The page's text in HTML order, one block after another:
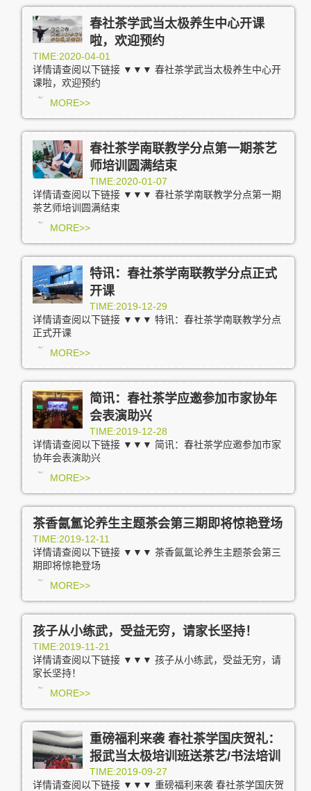
春社茶学武当太极养生中心开课
啦，欢迎预约
TIME:2020-04-01
详情请查阅以下链接 ▼▼▼ 春社茶学武当太极养生中心开
课啦，欢迎预约
MORE>>
春社茶学南联教学分点第一期茶艺
师培训圆满结束
TIME:2020-01-07
详情请查阅以下链接 ▼▼▼ 春社茶学南联教学分点第一期
茶艺师培训圆满结束
MORE>>
特讯：春社茶学南联教学分点正式
开课
TIME:2019-12-29
详情请查阅以下链接 ▼▼▼ 特讯：春社茶学南联教学分点
正式开课
MORE>>
简讯：春社茶学应邀参加市家协年
会表演助兴
TIME:2019-12-28
详情请查阅以下链接 ▼▼▼ 简讯：春社茶学应邀参加市家
协年会表演助兴
MORE>>
茶香氤氲论养生主题茶会第三期即将惊艳登场
TIME:2019-12-11
详情请查阅以下链接 ▼▼▼ 茶香氤氲论养生主题茶会第三
期即将惊艳登场
MORE>>
孩子从小练武，受益无穷，请家长坚持！
TIME:2019-11-21
详情请查阅以下链接 ▼▼▼ 孩子从小练武，受益无穷，请
家长坚持！
MORE>>
重磅福利来袭 春社茶学国庆贺礼：
报武当太极培训班送茶艺/书法培训
TIME:2019-09-27
详情请查阅以下链接 ▼▼▼ 重磅福利来袭 春社茶学国庆贺